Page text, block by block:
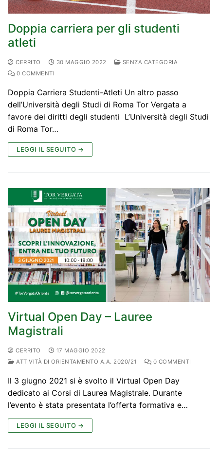
Doppia carriera per gli studenti
atleti
CERRITO 30 MAGGIO 2022
SENZA CATEGORIA
0 COMMENTI
Doppia Carriera Studenti-Atleti Un altro passo
dell’Università degli Studi di Roma Tor Vergata a
favore dei diritti degli studenti L’Università degli Studi
di Roma Tor…
LEGGI IL SEGUITO →
Virtual Open Day – Lauree
Magistrali
CERRITO
17 MAGGIO 2022
ATTIVITÀ DI ORIENTAMENTO A.A. 2020/21
0 COMMENTI
Il 3 giugno 2021 si è svolto il Virtual Open Day
dedicato ai Corsi di Laurea Magistrale. Durante
l’evento è stata presentata l’offerta formativa e…
LEGGI IL SEGUITO →